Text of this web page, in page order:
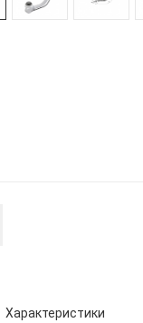
Характеристики